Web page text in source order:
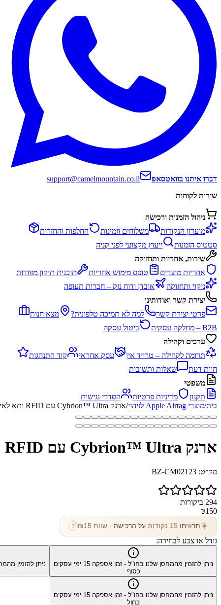
דברו איתנו בוואטסאפ
support@camelmountain.co.il
שירות לקוחות
ניהול הזמנות ורכישה
מועדון הנקודות
משלוחים וזמינות
החלפות והחזרות
סטטוס הזמנות
ייעוץ מקצועי לפני קניה
שירות, אחריות ותחזוקה
אחריות מוצרים
טופס מימוש אחריות
תוכנית תיקון מזוודות
ניקוי ותחזוקה
אובדן ודוח נזק – חברות תעופה
יצירת קשר ואודותינו
פרטי יצירת קשר
למה לא תמיכה טלפונית?
מצא חנות
B2B – מחלקה עסקית
ביטול עסקה
ערכים וקהילה
תרומה לקהילה – טרייד אין
עסק אחראי
קוד התנהגות
חוות דעת
שאלות ותשובות
משפטי
תקנון
מדיניות פרטיות
הסדרי נגישות
בית/מוצרי Apple Airtag לזיהוי /ארנק Cybrion™ Ultra עם RFID ותא לאיתורן
ארנק Cybrion™ Ultra עם RFID ותא לאיתורן
מק״ט: BZ-CM02123
294 ביקורות
₪150
✦ תרוויחו 15 נקודות על הרכישה · שוות ₪ 15
?
גודל או צבע לבחירה:
ניתן להזמין מהמחסן שלנו בחו"ל - זמן אספקה 15 ימי עסקים
כסוף
ניתן להזמין
ניתן להזמין מהמחסן שלנו בחו"ל - זמן אספקה 15 ימי עסקים
כחול